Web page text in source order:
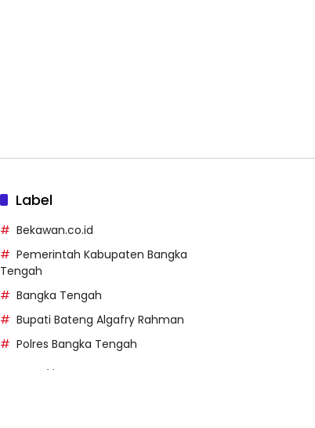
Label
Bekawan.co.id
Pemerintah Kabupaten Bangka
Tengah
Bangka Tengah
Bupati Bateng Algafry Rahman
Polres Bangka Tengah